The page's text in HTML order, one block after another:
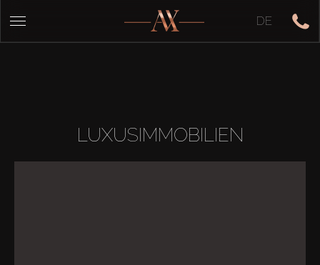
DE
LUXUSIMMOBILIEN